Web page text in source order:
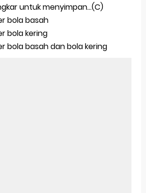
untuk menyimpan...(C)
bola basah
bola kering
basah dan bola kering